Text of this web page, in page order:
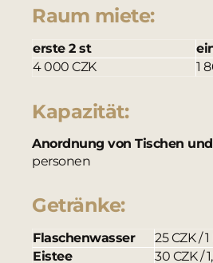
Raum miete:
erste 2 st
4 000 CZK
1
Kapazität:
Anordnung von Tischen
personen
Getränke:
Flaschenwasser
25 CZK /
Eistee
30 CZK /